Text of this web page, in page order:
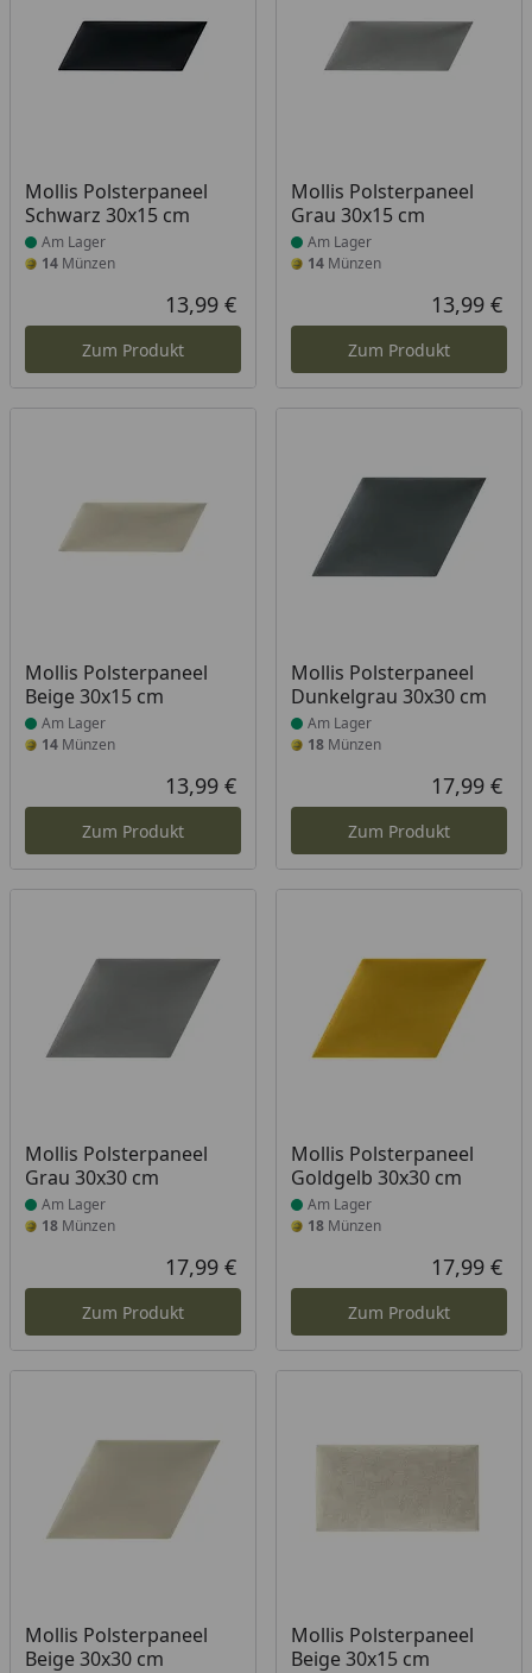
Mollis Polsterpaneel
Schwarz 30x15 cm
Produkt am Lager
Am Lager
14 Münzen
Aktueller Preis
13,99 €
Zum Produkt
Mollis Polsterpaneel
Grau 30x15 cm
Produkt am Lager
Am Lager
14Münzen
13,99 €
Zum Produkt
Mollis Polsterpaneel
Beige 30x15 cm
Produkt am Lager
Am Lager
14 Münzen
Aktueller Preis
13,99 €
Zum Produkt
Mollis Polsterpaneel
Dunkelgrau 30x30 cm
Produkt am Lager
Am Lager
18Münzen
17,99 €
Zum Produkt
Mollis Polsterpaneel
Grau 30x30 cm
Produkt am Lager
Am Lager
18 Münzen
Aktueller Preis
17,99 €
Zum Produkt
Mollis Polsterpaneel
Goldgelb 30x30 cm
Produkt am Lager
Am Lager
18Münzen
17,99 €
Zum Produkt
Mollis Polsterpaneel
Beige 30x30 cm
Produkt am Lager
Mollis Polsterpaneel
Beige 30x15 cm
Produkt am Lager